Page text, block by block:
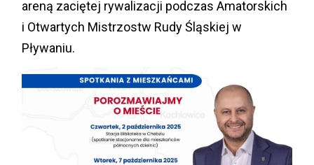
areną zaciętej rywalizacji podczas Amatorskich
i Otwartych Mistrzostw Rudy Śląskiej w
Pływaniu.